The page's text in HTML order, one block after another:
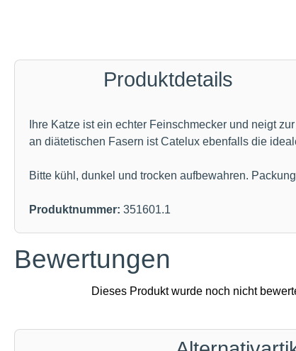
Produktdetails
Ihre Katze ist ein echter Feinschmecker und neigt
an diätetischen Fasern ist Catelux ebenfalls die
Bitte kühl, dunkel und trocken aufbewahren.
Produktnummer: 351601.1
Bewertungen